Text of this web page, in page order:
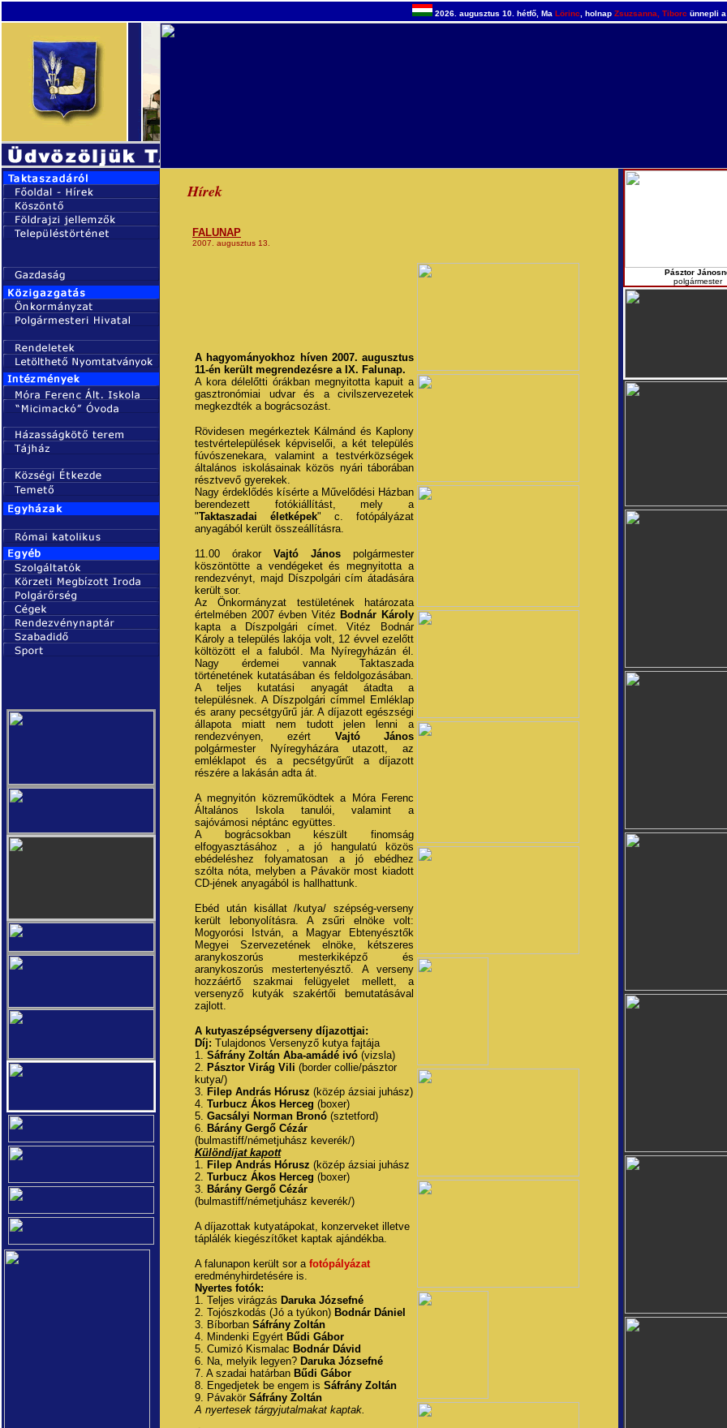
2026. augusztus 10. hétfő, Ma Lörinc , holnap Zsuzsanna, Tiborc ünnepli
Hírek
FALUNAP
2007. augusztus 13.
A hagyományokhoz híven 2007. augusztus
11-én került megrendezésre a IX. Falunap.
A kora délelőtti órákban megnyitotta kapuit a
gasztronómiai udvar és a civilszervezetek
megkezdték a bográcsozást.
Rövidesen megérkeztek Kálmánd és Kaplony
testvértelepülések képviselői, a két település
fúvószenekara, valamint a testvérközségek
általános iskolásainak közös nyári táborában
résztvevő gyerekek.
Nagy érdeklődés kísérte a Művelődési Házban
berendezett fotókiállítást, mely a
"Taktaszadai életképek" c. fotópályázat
anyagából került összeállításra.
11.00 órakor Vajtó János polgármester
köszöntötte a vendégeket és megnyitotta a
rendezvényt, majd Díszpolgári cím átadására
került sor.
Az Önkormányzat testületének határozata
értelmében 2007 évben Vitéz Bodnár Károly
kapta a Díszpolgári címet. Vitéz Bodnár
Károly a település lakója volt, 12 évvel ezelőtt
költözött el a faluból. Ma Nyíregyházán él.
Nagy érdemei vannak Taktaszada
történetének kutatásában és feldolgozásában.
A teljes kutatási anyagát átadta a
településnek. A Díszpolgári címmel Emléklap
és arany pecsétgyűrű jár. A díjazott egészségi
állapota miatt nem tudott jelen lenni a
rendezvényen, ezért Vajtó János
polgármester Nyíregyházára utazott, az
emléklapot és a pecsétgyűrűt a díjazott
részére a lakásán adta át.
A megnyitón közreműködtek a Móra Ferenc
Általános Iskola tanulói, valamint a
sajóvámosi néptánc együttes.
A bográcsokban készült finomság
elfogyasztásához , a jó hangulatú közös
ebédeléshez folyamatosan a jó ebédhez
szólta nóta, melyben a Pávakör most kiadott
CD-jének anyagából is hallhattunk.
Ebéd után kisállat /kutya/ szépség-verseny
került lebonyolításra. A zsűri elnöke volt:
Mogyorósi István, a Magyar Ebtenyésztők
Megyei Szervezetének elnöke, kétszeres
aranykoszorús mesterkiképző és
aranykoszorús mestertenyésztő. A verseny
hozzáértő szakmai felügyelet mellett, a
versenyző kutyák szakértői bemutatásával
zajlott.
A kutyaszépségverseny díjazottjai:
Díj: Tulajdonos Versenyző kutya fajtája
1. Sáfrány Zoltán Aba-amádé ivó (vizsla)
2. Pásztor Virág Vili (border collie/pásztor
kutya/)
3. Filep András Hórusz (közép ázsiai juhász)
4. Turbucz Ákos Herceg (boxer)
5. Gacsályi Norman Bronó (sztetford)
6. Bárány Gergő Cézár
(bulmastiff/németjuhász keverék/)
Különdíjat kapott
1. Filep András Hórusz (közép ázsiai juhász
2. Turbucz Ákos Herceg (boxer)
3. Bárány Gergő Cézár
(bulmastiff/németjuhász keverék/)
A díjazottak kutyatápokat, konzerveket illetve
táplálék kiegészítőket kaptak ajándékba.
A falunapon került sor a fotópályázat
eredményhirdetésére is.
Nyertes fotók:
1. Teljes virágzás Daruka Józsefné
2. Tojószkodás (Jó a tyúkon) Bodnár Dániel
3. Bíborban Sáfrány Zoltán
4. Mindenki Egyért Bűdi Gábor
5. Cumizó Kismalac Bodnár Dávid
6. Na, melyik legyen? Daruka Józsefné
7. A szadai határban Bűdi Gábor
8. Engedjetek be engem is Sáfrány Zoltán
9. Pávakör Sáfrány Zoltán
A nyertesek tárgyjutalmakat kaptak.
Pásztor
polgármester